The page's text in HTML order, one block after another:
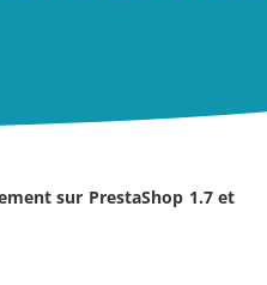
sur PrestaShop 1.7 et